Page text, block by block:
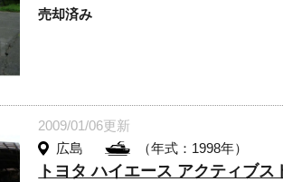
売却済み
2009/01/06更新
広島
（年式：1998年）
トヨタ ハイエース アクティブス